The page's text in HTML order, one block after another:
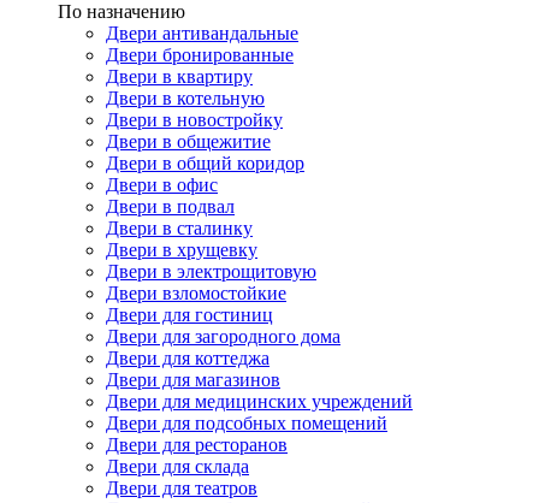
По назначению
Двери антивандальные
Двери бронированные
Двери в квартиру
Двери в котельную
Двери в новостройку
Двери в общежитие
Двери в общий коридор
Двери в офис
Двери в подвал
Двери в сталинку
Двери в хрущевку
Двери в электрощитовую
Двери взломостойкие
Двери для гостиниц
Двери для загородного дома
Двери для коттеджа
Двери для магазинов
Двери для медицинских учреждений
Двери для подсобных помещений
Двери для ресторанов
Двери для склада
Двери для театров